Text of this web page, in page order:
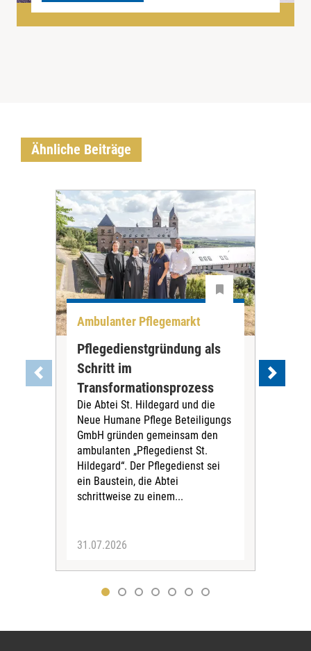
Ähnliche Beiträge
Ambulanter Pflegemarkt
Pflegedienstgründung als
Schritt im
Transformationsprozess
Die Abtei St. Hildegard und die
Neue Humane Pflege Beteiligungs
GmbH gründen gemeinsam den
ambulanten „Pflegedienst St.
Hildegard“. Der Pflegedienst sei
ein Baustein, die Abtei
schrittweise zu einem...
31.07.2026